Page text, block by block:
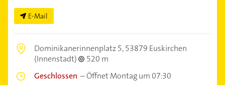
E-Mail
Dominikanerinnenplatz 5,53879 Euskirchen
(Innenstadt)
520 m
Geschlossen –Öffnet Montag um 07:30